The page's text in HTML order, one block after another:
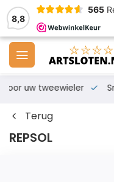
8,8
565
voor uw tweewieler
Terug
REPSOL